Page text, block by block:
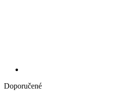
Doporučené